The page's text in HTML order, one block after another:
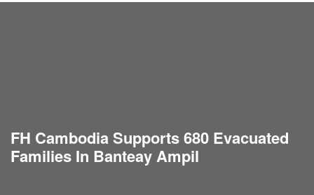
FH Cambodia Supports 680 Evacuated
Families In Banteay Ampil